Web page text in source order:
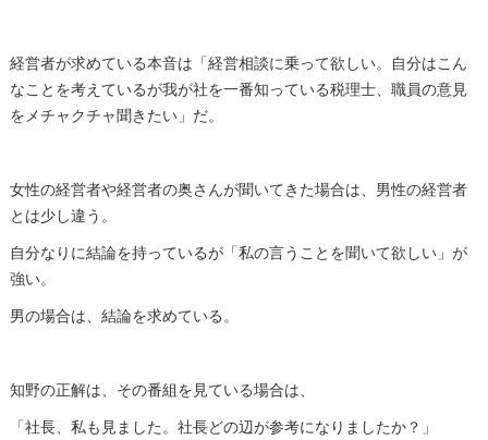
経営者が求めている本音は「経営相談に乗って欲しい。自分はこん
なことを考えているが我が社を一番知っている税理士、職員の意見
をメチャクチャ聞きたい」だ。
女性の経営者や経営者の奥さんが聞いてきた場合は、男性の経営者
とは少し違う。
自分なりに結論を持っているが「私の言うことを聞いて欲しい」が
強い。
男の場合は、結論を求めている。
知野の正解は、その番組を見ている場合は、
「社長、私も見ました。社長どの辺が参考になりましたか？」